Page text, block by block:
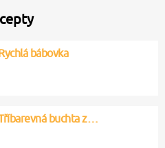
bábovka
buchta z…